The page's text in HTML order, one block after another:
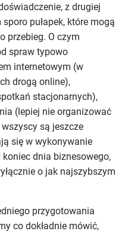
z drugiej
pułapek, które mogą
przebieg. O czym
spraw typowo
internetowym (w
drogą online),
stacjonarnych),
(lepiej nie organizować
są jeszcze
się w wykonywanie
dnia biznesowego,
o jak najszybszym
przygotowania
co dokładnie mówić,